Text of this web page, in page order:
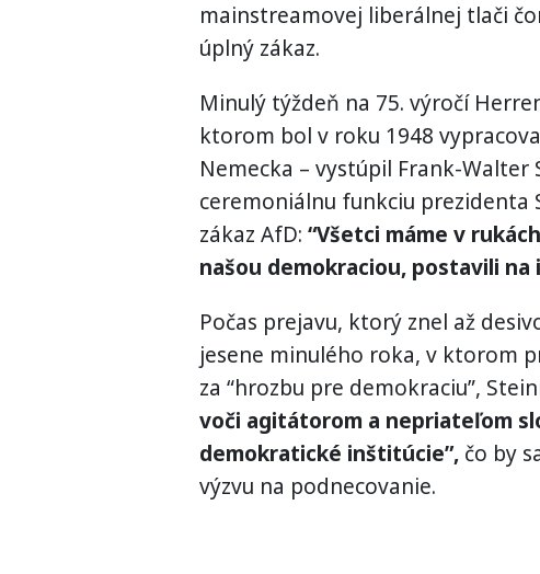
mainstreamovej liberálnej tlači
úplný zákaz.
Minulý týždeň na 75. výročí
ktorom bol v roku 1948
Nemecka – vystúpil Frank-
ceremoniálnu funkciu prezidenta
zákaz AfD: “Všetci máme v
našou demokraciou, postavili na
Počas prejavu, ktorý znel až
jesene minulého roka, v ktorom
za “hrozbu pre demokraciu”,
voči agitátorom a nepriateľom
demokratické inštitúcie”, čo by
výzvu na podnecovanie.